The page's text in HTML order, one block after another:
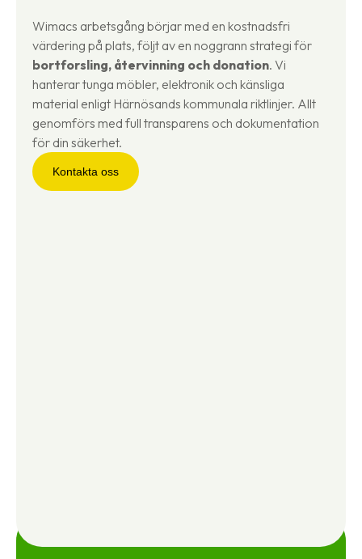
Wimacs arbetsgång börjar med en kostnadsfri
värdering på plats, följt av en noggrann strategi för
bortforsling, återvinning och donation. Vi
hanterar tunga möbler, elektronik och känsliga
material enligt Härnösands kommunala riktlinjer. Allt
genomförs med full transparens och dokumentation
för din säkerhet.
Kontakta oss